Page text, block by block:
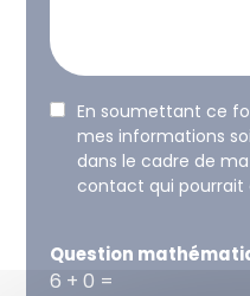
Case
RGPD
En soumettant ce
mes informations
dans le cadre de
contact qui pourrait
Question
6 + 0 =